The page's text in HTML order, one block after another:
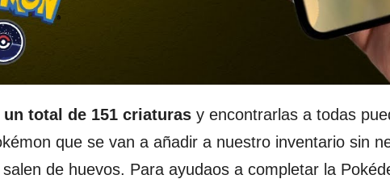
un total de 151 criaturas y encontrarlas a todas
que se van a añadir a nuestro inventario sin
de huevos. Para ayudaos a completar la